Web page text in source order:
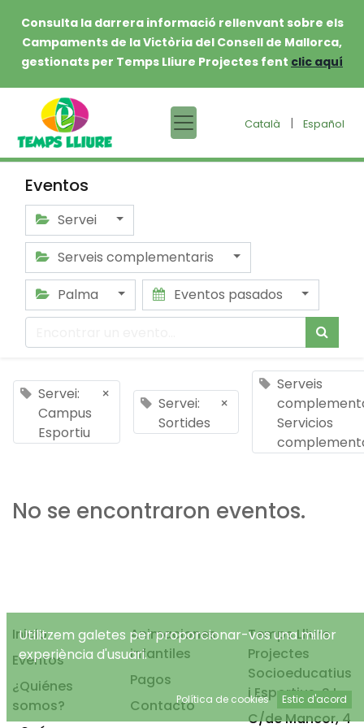
Consulta la darrera informació rellenvant sobre els
Campaments de la Victòria del Consell de Mallorca,
gestionats per Temps Lliure Projectes fent clic aquí
Català | Español
Eventos
Servei
Serveis complementaris
Palma
Eventos pasados
Servei:
Campus
Esportiu
×
Servei:
Sortides
×
Serveis
Servicios
No se encontraron eventos.
Inicio
Eventos
¿Quiénes
somos?
Animaciones
infantiles
Pagos
Contacto
Temps Lliure
Projectes
Socioeducatius
i Esportius, S.L.
C/de Mancor, 4
Utilitzem galetes per proporcionar-vos una millor
experiència d'usuari.
Política de cookies Estic d'acord